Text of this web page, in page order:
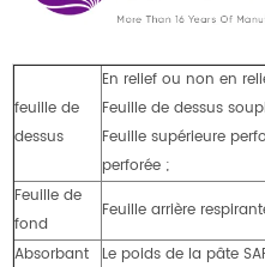
feuille de
dessus
En relief ou non en
Feuille de dessus
Feuille supérieure
perforée ;
Feuille de
fond
Feuille arrière
Absorbant
Le poids de la pâte